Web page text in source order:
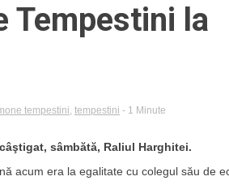
Tempestini la
tempestini tempestini - 1 Minute
sâmbătă, Raliul Harghitei.
acum era la egalitate cu colegul său de